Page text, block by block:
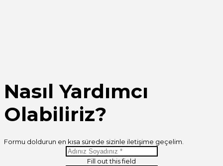
Nasıl Yardımcı
Olabiliriz?
Formu doldurun en kısa sürede sizinle iletişime geçelim.
Fill out this field